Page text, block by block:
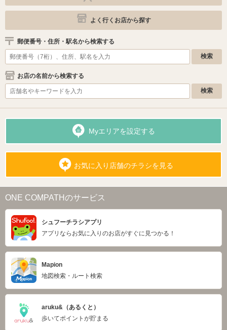
よく行くお店から探す
郵便番号・住所・駅名から検索する
お店の名前から検索する
Myエリアを設定する
お気に入り店舗のチラシを見る
ONE COMPATHのサービス
シュフーチラシアプリ
アプリならお気に入りのお店がすぐに見つかる！
Mapion
地図検索・ルート検索
aruku&（あるくと）
歩いてポイントが貯まる